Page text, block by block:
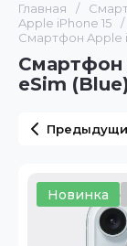
Главная /
Apple iPhone 15
/
Смартфон Apple
Смартфон
eSim
Новинка